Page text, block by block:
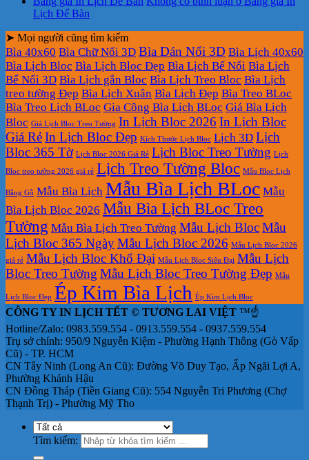
Lịch Để Bàn
➤ Mọi người cũng tìm kiếm
Bìa 40x60 Bìa Chữ Nổi 3D Bìa Dán Nổi 3D Bìa Lịch 40x60
Bìa Lịch Bloc Bìa Lịch Bloc Đẹp Bìa Lịch Bế Nổi Bìa Lịch
Bế Nổi 3D Bìa Lịch gắn Bloc Bìa Lịch Treo Bloc Bìa Lịch
treo tường Đẹp Bìa Lịch Xuân Bìa Lịch Đẹp Bìa Treo BLoc
Bìa Treo Lịch BLoc Gia Công Bìa Lịch BLoc Giá Bìa Lịch
Bloc Giá Lịch Bloc Treo Tường In Lịch Bloc 2026 In Lịch Bloc
Giá RẻIn Lịch Bloc Đẹp Kích Thước Lịch Bloc Lịch 3D Lịch
Bloc 365 Tờ Lịch Bloc 2026 Giá Rẻ Lịch Bloc Treo Tường Lịch
Bloc treo tường 2026 giá rẻ Lịch Treo Tường Bloc Mẫu Bloc Lịch
Bằng Gỗ Mẫu Bìa Lịch Mẫu Bìa Lịch BLoc Mẫu
Bìa Lịch Bloc 2026 Mẫu Bìa Lịch BLoc Treo
Tường Mẫu Bìa Lịch Treo Tường Mẫu Lịch BlocMẫu
Lịch Bloc 365 NgàyMẫu Lịch Bloc 2026 Mẫu Lịch Bloc 2026
giá rẻ Mẫu Lịch Bloc Khổ Đại Mẫu Lịch Bloc Siêu Đại Mẫu Lịch
Bloc Treo Tường Mẫu Lịch Bloc Treo Tường Đẹp Mẫu
Lịch Bloc Đẹp Ép Kim Bìa Lịch Ép Kim Lịch Bloc
CÔNG TY IN LỊCH TẾT © TƯƠNG LAI VIỆT ™☝️
Hotline/Zalo: 0983.559.554 - 0913.559.554 - 0937.559.554
Trụ sở chính: 950/9 Nguyễn Kiệm - Phường Hạnh Thông (Gò Vấp
Cũ) - TP. HCM
CN Tây Ninh (Long An Cũ): Đường Võ Duy Tạo, Ấp Ngãi Lợi A,
Phường Khánh Hậu
CN Đồng Tháp (Tiền Giang Cũ): 554 Nguyễn Tri Phương (Chợ
Thạnh Trị) - Phường Mỹ Tho
Tìm kiếm: